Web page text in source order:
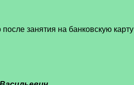
занятия на банковскую карту